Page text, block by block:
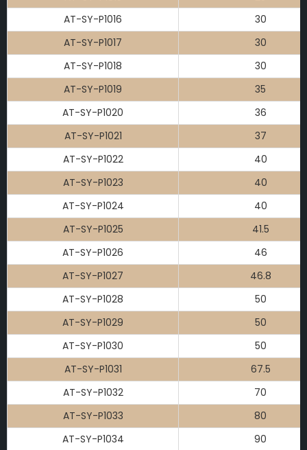
AT-SY-P1016
30
AT-SY-P1017
30
AT-SY-P1018
30
AT-SY-P1019
35
AT-SY-P1020
36
AT-SY-P1021
37
AT-SY-P1022
40
AT-SY-P1023
40
AT-SY-P1024
40
AT-SY-P1025
41.5
AT-SY-P1026
46
AT-SY-P1027
46.8
AT-SY-P1028
50
AT-SY-P1029
50
AT-SY-P1030
50
AT-SY-P1031
67.5
AT-SY-P1032
70
AT-SY-P1033
80
AT-SY-P1034
90